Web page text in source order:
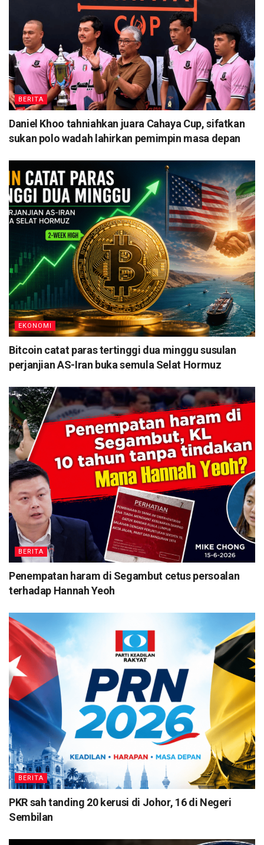
BERITA
Daniel Khoo tahniahkan juara Cahaya Cup, sifatkan
sukan polo wadah lahirkan pemimpin masa depan
EKONOMI
Bitcoin catat paras tertinggi dua minggu susulan
perjanjian AS-Iran buka semula Selat Hormuz
BERITA
Penempatan haram di Segambut cetus persoalan
terhadap Hannah Yeoh
BERITA
PKR sah tanding 20 kerusi di Johor, 16 di Negeri
Sembilan